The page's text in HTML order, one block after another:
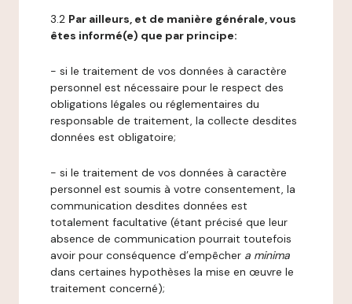
3.2 Par ailleurs, et de manière générale, vous
êtes informé(e) que par principe:
- si le traitement de vos données à caractère
personnel est nécessaire pour le respect des
obligations légales ou réglementaires du
responsable de traitement, la collecte desdites
données est obligatoire;
- si le traitement de vos données à caractère
personnel est soumis à votre consentement, la
communication desdites données est
totalement facultative (étant précisé que leur
absence de communication pourrait toutefois
avoir pour conséquence d’empêcher a minima
dans certaines hypothèses la mise en œuvre le
traitement concerné);